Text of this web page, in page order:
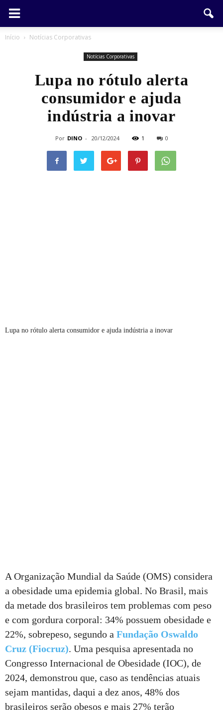
Início Notícias Corporativas
Notícias Corporativas
Lupa no rótulo alerta
consumidor e ajuda
indústria a inovar
Por DINO - 20/12/2024 1 0
Lupa no rótulo alerta consumidor e ajuda indústria a inovar
A Organização Mundial da Saúde (OMS) considera
a obesidade uma epidemia global. No Brasil, mais
da metade dos brasileiros tem problemas com peso
e com gordura corporal: 34% possuem obesidade e
22%, sobrepeso, segundo a Fundação Oswaldo
Cruz (Fiocruz). Uma pesquisa apresentada no
Congresso Internacional de Obesidade (IOC), de
2024, demonstrou que, caso as tendências atuais
sejam mantidas, daqui a dez anos, 48% dos
brasileiros serão obesos e mais 27% terão